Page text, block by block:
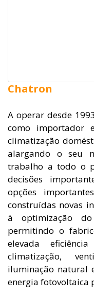
Chatron
A operar desde
como importador
climatização
alargando o seu
trabalho a todo o
decisões
opções
construídas novas
à optimização do
permitindo o
elevada
climatização,
iluminação natural
energia fotovoltaica